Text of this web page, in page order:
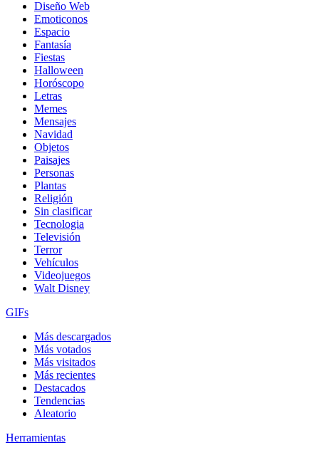
Diseño Web
Emoticonos
Espacio
Fantasía
Fiestas
Halloween
Horóscopo
Letras
Memes
Mensajes
Navidad
Objetos
Paisajes
Personas
Plantas
Religión
Sin clasificar
Tecnologia
Televisión
Terror
Vehículos
Videojuegos
Walt Disney
GIFs
Más descargados
Más votados
Más visitados
Más recientes
Destacados
Tendencias
Aleatorio
Herramientas